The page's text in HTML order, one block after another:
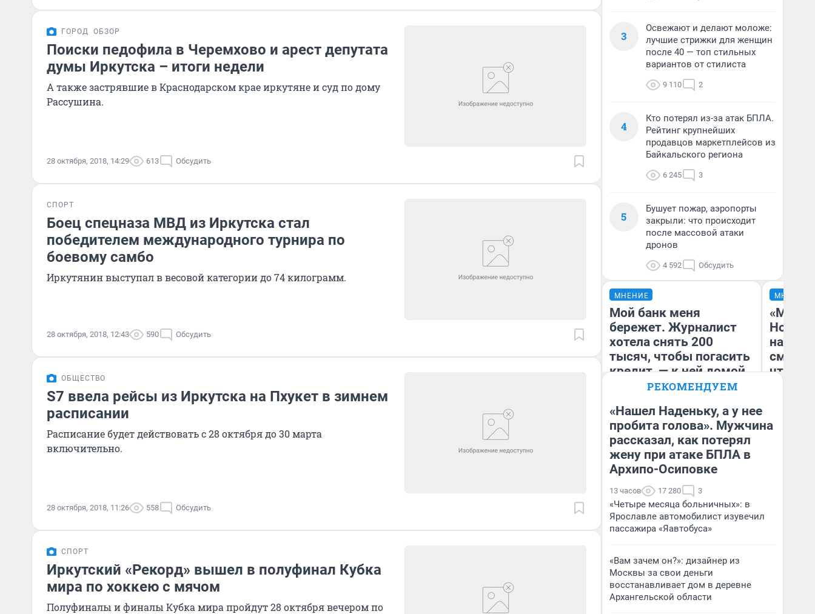
ГОРОД ОБЗОР
Поиски педофила в Черемхово и арест депутата
думы Иркутска – итоги недели
А также застрявшие в Краснодарском крае иркутяне и суд по дому
Рассушина.
28 октября, 2018, 14:29 613 Обсудить
СПОРТ
Боец спецназа МВД из Иркутска стал
победителем международного турнира по
боевому самбо
Иркутянин выступал в весовой категории до 74 килограмм.
28 октября, 2018, 12:43 590 Обсудить
ОБЩЕСТВО
S7 ввела рейсы из Иркутска на Пхукет в зимнем
расписании
Расписание будет действовать с 28 октября до 30 марта
включительно.
28 октября, 2018, 11:26 558 Обсудить
СПОРТ
Иркутский «Рекорд» вышел в полуфинал Кубка
мира по хоккею с мячом
Полуфиналы и финалы Кубка мира пройдут 28 октября вечером по
3
Освежают и делают моложе:
лучшие стрижки для женщин
после 40 — топ стильных
вариантов от стилиста
9 110 2
4
Кто потерял из-за атак БПЛА.
Рейтинг крупнейших
продавцов маркетплейсов из
Байкальского региона
6 245 3
5
Бушует пожар, аэропорты
закрыли: что происходит
после массовой атаки
дронов
4 592 Обсудить
МНЕНИЕ
Мой банк меня
бережет. Журналист
хотела снять 200
тысяч, чтобы погасить
кредит, — к ней домой
приехала служба
Автор мнения
МНЕНИЕ
«Мы
чтобы
РЕКОМЕНДУЕМ
«Нашел Наденьку, а у нее
пробита голова». Мужчина
рассказал, как потерял
жену при атаке БПЛА в
Архипо-Осиповке
13 часов 17 280 3
«Четыре месяца больничных»: в
Ярославле автомобилист изувечил
пассажира «Яавтобуса»
«Вам зачем он?»: дизайнер из
Москвы за свои деньги
восстанавливает дом в деревне
Архангельской области